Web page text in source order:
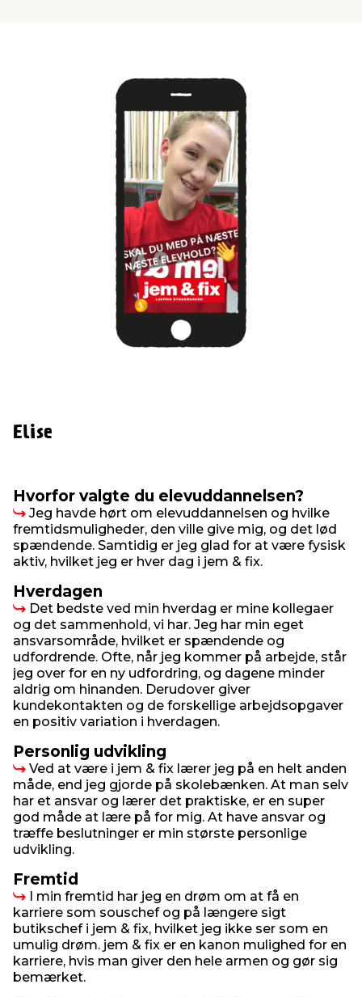
Elise
Hvorfor valgte du elevuddannelsen?
Jeg havde hørt om elevuddannelsen og hvilke
fremtidsmuligheder, den ville give mig, og det lød
spændende. Samtidig er jeg glad for at være fysisk
aktiv, hvilket jeg er hver dag i jem & fix.
Hverdagen
Det bedste ved min hverdag er mine kollegaer
og det sammenhold, vi har. Jeg har min eget
ansvarsområde, hvilket er spændende og
udfordrende. Ofte, når jeg kommer på arbejde, står
jeg over for en ny udfordring, og dagene minder
aldrig om hinanden. Derudover giver
kundekontakten og de forskellige arbejdsopgaver
en positiv variation i hverdagen.
Personlig udvikling
Ved at være i jem & fix lærer jeg på en helt anden
måde, end jeg gjorde på skolebænken. At man selv
har et ansvar og lærer det praktiske, er en super
god måde at lære på for mig. At have ansvar og
træffe beslutninger er min største personlige
udvikling.
Fremtid
I min fremtid har jeg en drøm om at få en
karriere som souschef og på længere sigt
butikschef i jem & fix, hvilket jeg ikke ser som en
umulig drøm. jem & fix er en kanon mulighed for en
karriere, hvis man giver den hele armen og gør sig
bemærket.